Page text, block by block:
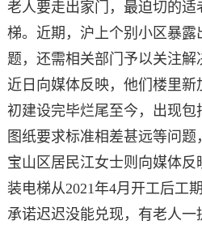
老人要走出家门，最迫切的
梯。近期，沪上个别小区暴露
题，还需相关部门予以关注解
近日向媒体反映，他们楼里新
初建设完毕烂尾至今，出现包
图纸要求标准相差甚远等问
宝山区居民江女士则向媒体反
装电梯从2021年4月开工后工
承诺迟迟没能兑现，有老人一